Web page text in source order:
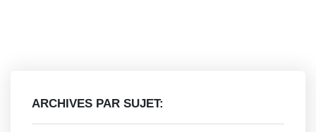
ARCHIVES PAR SUJET: